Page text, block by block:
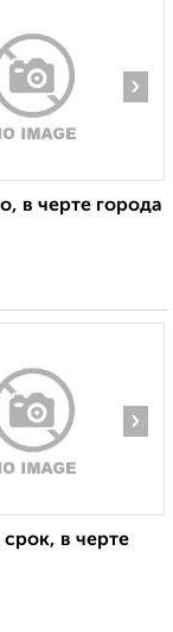
›
в черте города
›
в черте